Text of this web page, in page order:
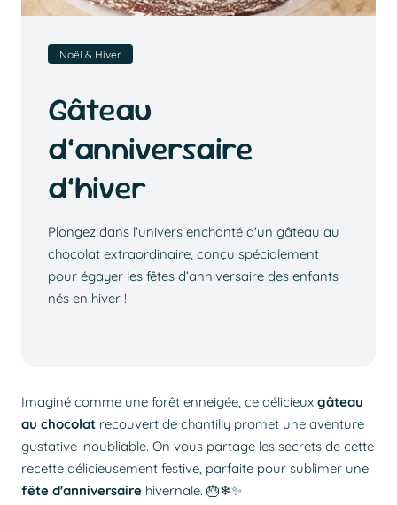
Noël & Hiver
Gâteau
d’anniversaire
d’hiver
Plongez dans l'univers enchanté d'un gâteau au
chocolat extraordinaire, conçu spécialement
pour égayer les fêtes d’anniversaire des enfants
nés en hiver !
Imaginé comme une forêt enneigée, ce délicieux gâteau
au chocolat recouvert de chantilly promet une aventure
gustative inoubliable. On vous partage les secrets de cette
recette délicieusement festive, parfaite pour sublimer une
fête d'anniversaire hivernale. 🎂❄✨